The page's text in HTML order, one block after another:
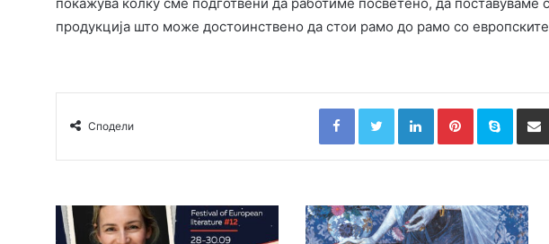
продукција што може достоинствено да стои рамо до рамо со
Сподели
FacebookTwitterLinkedInPinterestSkype